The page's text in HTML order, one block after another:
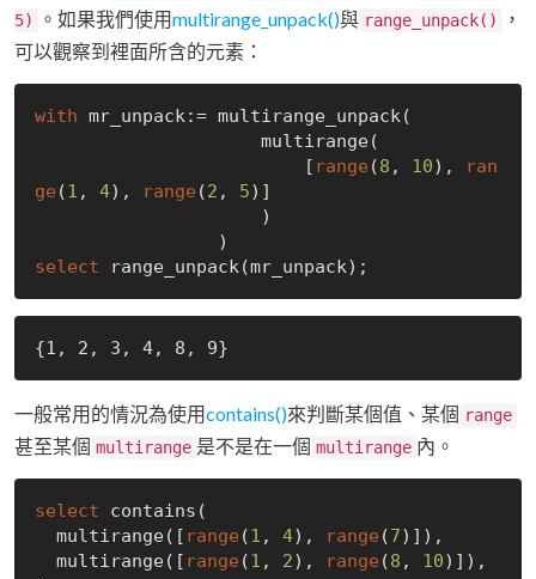
5)
。如果我們使用multirange_unpack()與 range_unpack()
，
可以觀察到裡面所含的元素：
with mr_unpack:= multirange_unpack(
                         [
range (8 , 10),
ran
ge (1 , 4), range (2 , 5)]
select
一般常用的情況為使用contains()來判斷某個值、某個 range
甚至某個 multirange 是不是在一個 multirange 內。
select contains(
  multirange([
range (1 , 4), range (7)]),
  multirange([
range (1 , 2), range (8 , 10)]),